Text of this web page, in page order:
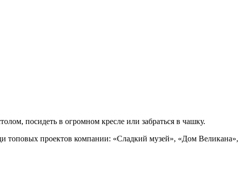
посидеть в огромном кресле или забраться в чашку.
топовых проектов компании: «Сладкий музей», «Дом Великана»,